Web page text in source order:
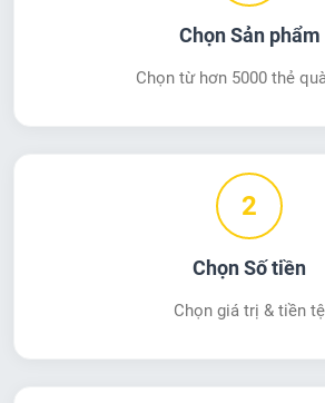
Chọn Sản phẩm
Chọn từ hơn 5000 thẻ
2
Chọn Số tiền
Chọn giá trị & tiền tệ